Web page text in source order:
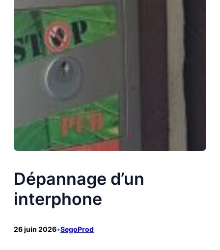
Dépannage d’un
interphone
26 juin 2026•SegoProd